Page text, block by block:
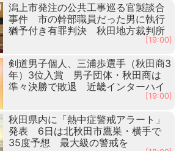
潟上市発注の公共工事巡る官製談合
事件 市の幹部職員だった男に執行
猶予付き有罪判決 秋田地方裁判所
[19:00]
剣道男子個人、三浦歩選手（秋田商3
年）3位入賞 男子団体・秋田商は
準々決勝で敗退 近畿インターハイ
[19:00]
秋田県内に「熱中症警戒アラート」
発表 6日は北秋田市鷹巣・横手で
35度予想 最大級の警戒を